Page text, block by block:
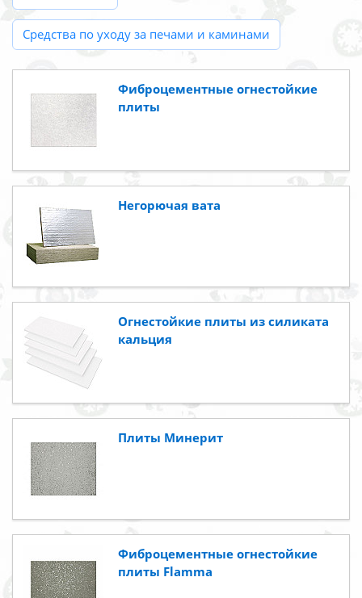
Средства по уходу за печами и каминами
Фиброцементные огнестойкие
плиты
Негорючая вата
Огнестойкие плиты из силиката
кальция
Плиты Минерит
Фиброцементные огнестойкие
плиты Flamma